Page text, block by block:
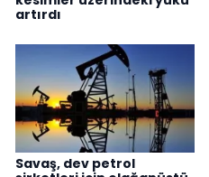
artırdı
Savaş, dev petrol